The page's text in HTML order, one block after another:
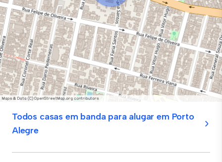
Todos casas em banda para alugar em Porto
Alegre